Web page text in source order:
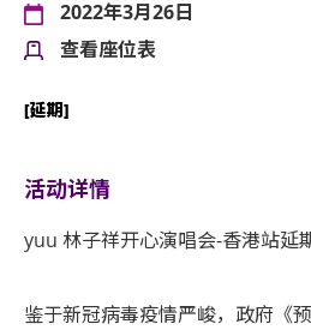
2022年3月26日
查看座位表
[延期]
活动详情
yuu 林子祥开心演唱会-香港站延
鉴于新冠病毒疫情严峻，政府《